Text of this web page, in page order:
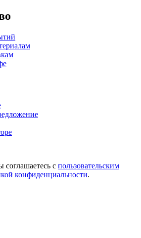
с пользовательским
конфиденциальности.